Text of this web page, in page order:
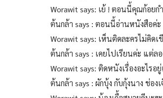
Worawit says: เย้ ! ตอนนี้คุณก้อยก
ต้นกล้า says : ตอนนี้อ่านหนังสือค่ะ
Worawit says: เห็นติดละครไม่คิด
ต้นกล้า says : เคยไปเรียนค่ะ แต่ล
Worawit says: ติดหนังเรื่องอะไรอยู่
ต้นกล้า says : ผักบุ้ง กับกุ้งนาง ช่อง